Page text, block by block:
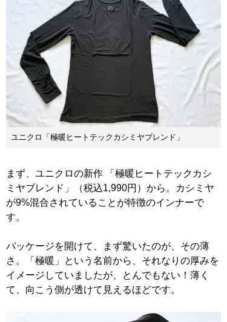
ユニクロ「極暖ヒートテックカシミヤブレンド」
まず、ユニクロの新作 「極暖ヒートテックカシ
ミヤブレンド」（税込1,990円）から。カシミヤ
が9%混合されていることが特徴のインナーで
す。
パッケージを開けて、まず驚いたのが、その薄
さ。「極暖」という名前から、それなりの厚みを
イメージしていましたが、とんでもない！薄く
て、向こう側が透けて見えるほどです。